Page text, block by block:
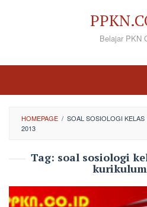
Belajar PKN
HOMEPAGE / SOAL SOSIOLOGI
2013
Tag: soal sosiologi
kurikulum